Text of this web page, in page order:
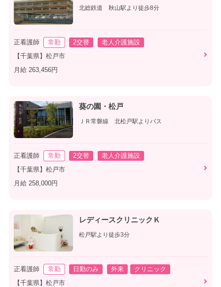
北総鉄道 秋山駅より徒歩8分
正看護師 常勤 2交替
老人介護施設
【千葉県】松戸市
月給 263,456円
葵の園・松戸
ＪＲ常磐線 北松戸駅よりバス
正看護師 常勤 2交替
老人介護施設
【千葉県】松戸市
月給 258,000円
レディースクリニックＫ
松戸駅より徒歩3分
正看護師 常勤 日勤のみ 外来
クリニック
【千葉県】松戸市